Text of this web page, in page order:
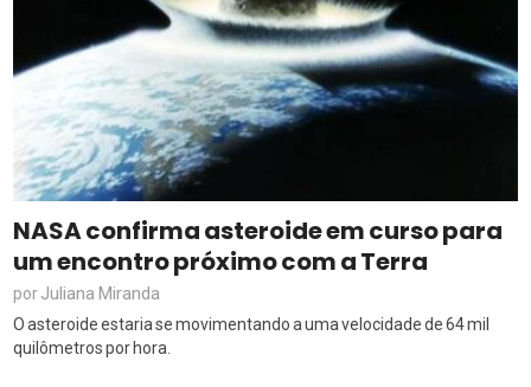
NASA confirma asteroide em curso para
um encontro próximo com a Terra
porJuliana Miranda
O asteroide estaria se movimentando a uma velocidade de 64 mil
quilômetros por hora.